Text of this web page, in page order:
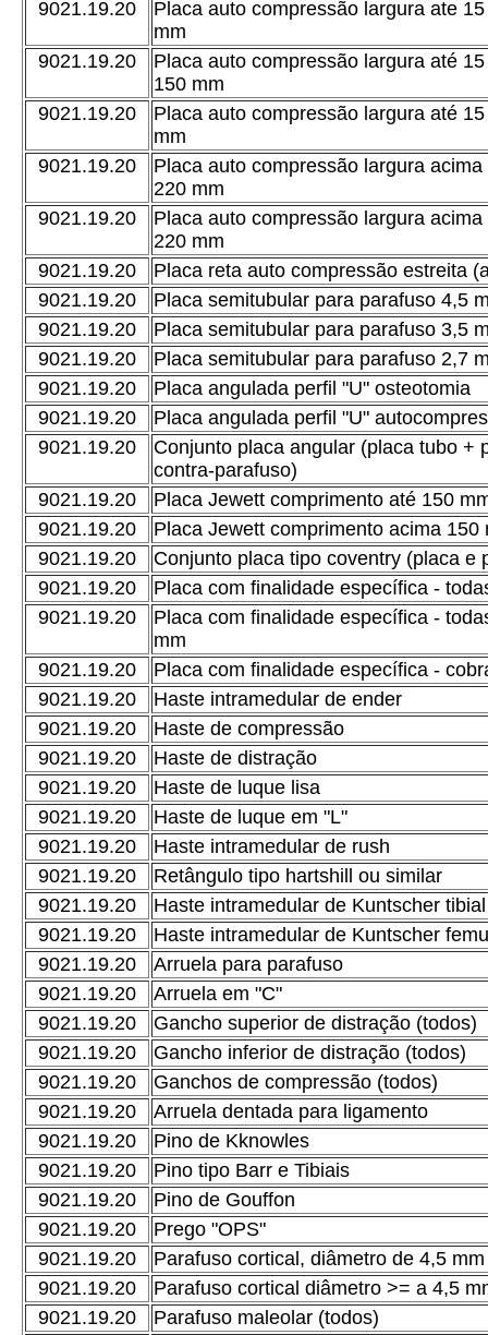
9021.19.20
Placa auto compressão largura ate
mm
9021.19.20
Placa auto compressão largura até
150 mm
9021.19.20
Placa auto compressão largura até
mm
9021.19.20
Placa auto compressão largura
220 mm
9021.19.20
Placa auto compressão largura
220 mm
9021.19.20
Placa reta auto compressão estreita
9021.19.20
Placa semitubular para parafuso 4,5
9021.19.20
Placa semitubular para parafuso 3,5
9021.19.20
Placa semitubular para parafuso 2,7
9021.19.20
Placa angulada perfil "U" osteotomia
9021.19.20
Placa angulada perfil "U"
9021.19.20
Conjunto placa angular (placa tubo +
contra-parafuso)
9021.19.20
Placa Jewett comprimento até 150
9021.19.20
Placa Jewett comprimento acima 150
9021.19.20
Conjunto placa tipo coventry (placa e
9021.19.20
Placa com finalidade específica -
9021.19.20
Placa com finalidade específica -
mm
9021.19.20
Placa com finalidade específica -
9021.19.20
Haste intramedular de ender
9021.19.20
Haste de compressão
9021.19.20
Haste de distração
9021.19.20
Haste de luque lisa
9021.19.20
Haste de luque em "L"
9021.19.20
Haste intramedular de rush
9021.19.20
Retângulo tipo hartshill ou similar
9021.19.20
Haste intramedular de Kuntscher
9021.19.20
Haste intramedular de Kuntscher
9021.19.20
Arruela para parafuso
9021.19.20
Arruela em "C"
9021.19.20
Gancho superior de distração (todos)
9021.19.20
Gancho inferior de distração (todos)
9021.19.20
Ganchos de compressão (todos)
9021.19.20
Arruela dentada para ligamento
9021.19.20
Pino de Kknowles
9021.19.20
Pino tipo Barr e Tibiais
9021.19.20
Pino de Gouffon
9021.19.20
Prego "OPS"
9021.19.20
Parafuso cortical, diâmetro de 4,5 mm
9021.19.20
Parafuso cortical diâmetro >= a 4,5
9021.19.20
Parafuso maleolar (todos)